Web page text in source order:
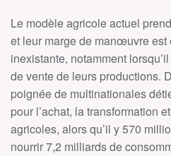
Le modèle agricole actuel
et leur marge de manœuvre est
inexistante, notamment
de vente de leurs productions.
poignée de multinationales
pour l’achat, la transformation
agricoles, alors qu’il y 570
nourrir 7,2 milliards de